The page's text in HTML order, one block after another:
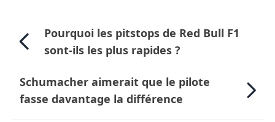
Pourquoi les pitstops de Red Bull F1
sont-ils les plus rapides ?
Schumacher aimerait que le pilote
fasse davantage la différence